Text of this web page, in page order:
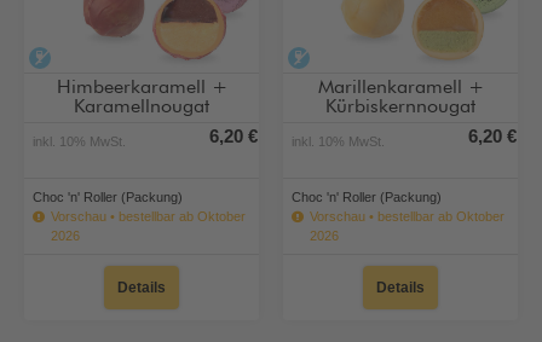
Himbeerkaramell +
Karamellnougat
inkl. 10% MwSt. 6,20 €
Choc 'n' Roller (Packung)
Vorschau • bestellbar ab Oktober
2026
Details
Marillenkaramell +
Kürbiskernnougat
inkl. 10% MwSt. 6,20 €
Choc 'n' Roller (Packung)
Vorschau • bestellbar ab Oktober
2026
Details